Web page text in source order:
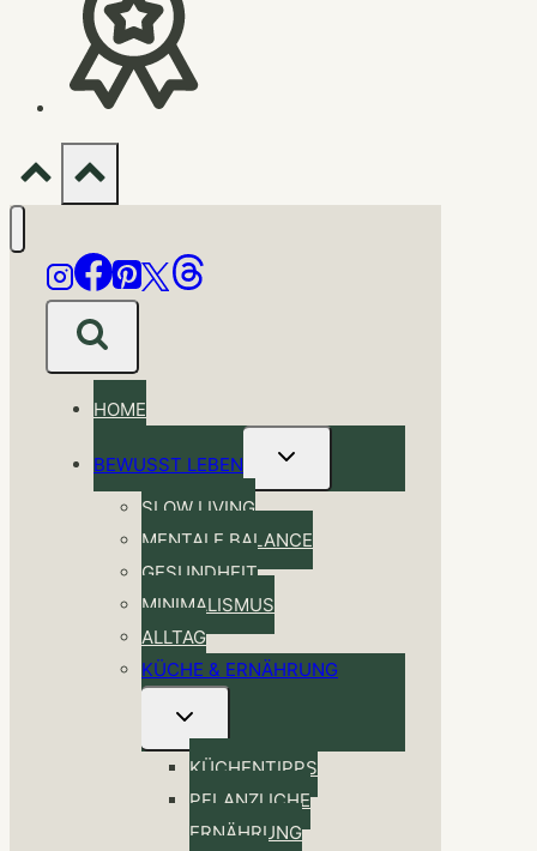
HOME
BEWUSST LEBEN
Untermenü
SLOW LIVING
MENTALE BALANCE
GESUNDHEIT
MINIMALISMUS
ALLTAG
KÜCHE & ERNÄHRUNG
Untermenü
KÜCHENTIPPS
PFLANZLICHE
ERNÄHRUNG